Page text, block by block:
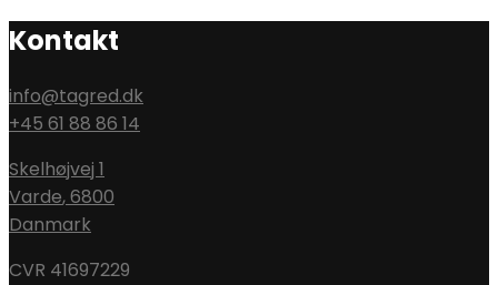
Kontakt
info@tagred.dk
+45 61 88 86 14
Skelhøjvej 1
Varde,6800
Danmark
CVR 41697229